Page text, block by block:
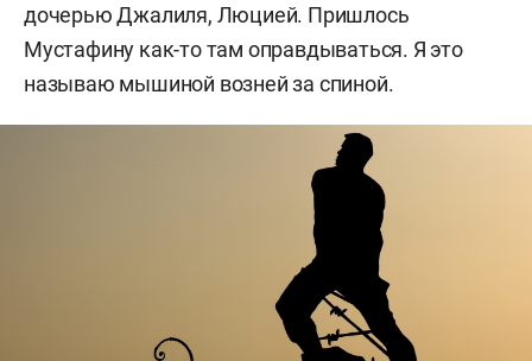
дочерью Джалиля, Люцией. Пришлось
Мустафину как-то там оправдываться. Я это
называю мышиной возней за спиной.